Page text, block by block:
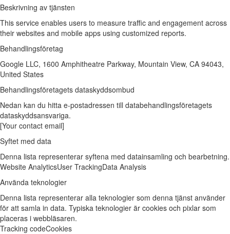
Beskrivning av tjänsten
This service enables users to measure traffic and engagement across
their websites and mobile apps using customized reports.
Behandlingsföretag
Google LLC, 1600 Amphitheatre Parkway, Mountain View, CA 94043,
United States
Behandlingsföretagets dataskyddsombud
Nedan kan du hitta e-postadressen till databehandlingsföretagets
dataskyddsansvariga.
[Your contact email]
Syftet med data
Denna lista representerar syftena med datainsamling och bearbetning.
Website AnalyticsUser TrackingData Analysis
Använda teknologier
Denna lista representerar alla teknologier som denna tjänst använder
för att samla in data. Typiska teknologier är cookies och pixlar som
placeras i webbläsaren.
Tracking codeCookies